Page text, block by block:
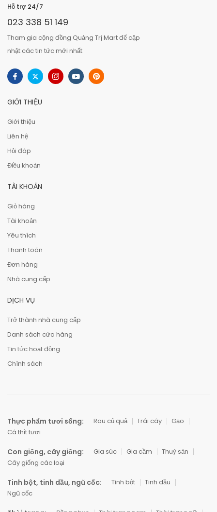
Hỗ trợ 24/7
023 338 51 149
Tham gia cộng đồng Quảng Trị Mart để cập
nhật các tin tức mới nhất
GIỚI THIỆU
Giới thiệu
Liên hệ
Hỏi đáp
Điều khoản
TÀI KHOẢN
Giỏ hàng
Tài khoản
Yêu thích
Thanh toán
Đơn hàng
Nhà cung cấp
DỊCH VỤ
Trở thành nhà cung cấp
Danh sách cửa hàng
Tin tức hoạt động
Chính sách
Thực phẩm tươi sống: Rau củ quả Trái cây
Gạo
Cá thịt tươi
Con giống, cây giống: Gia súc Gia cầm
Thuỷ sản
Cây giống các loại
Tinh bột, tinh dầu, ngũ cốc: Tinh bột
Tinh dầu
Ngũ cốc